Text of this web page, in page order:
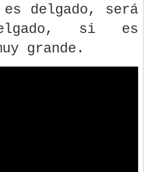
delgado, será
si es
grande.